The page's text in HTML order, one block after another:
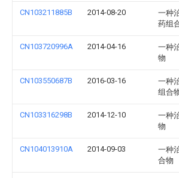
CN103211885B 2014-08-20
一种
药组
CN103720996A 2014-04-16
一种
物
CN103550687B 2016-03-16
一种
组合
CN103316298B 2014-12-10
一种
物
CN104013910A 2014-09-03
一种
合物